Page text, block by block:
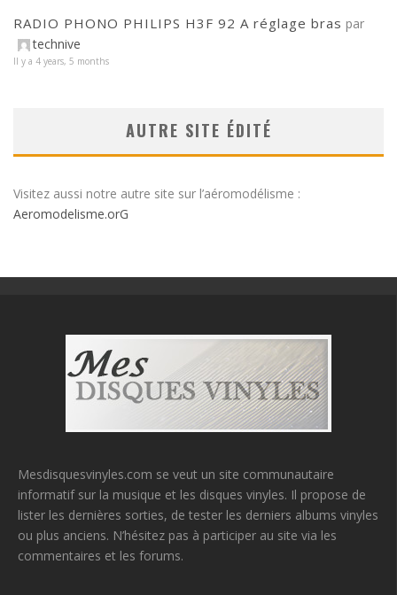
RADIO PHONO PHILIPS H3F 92 A réglage bras par
technive
Il y a 4 years, 5 months
AUTRE SITE ÉDITÉ
Visitez aussi notre autre site sur l’aéromodélisme :
Aeromodelisme.orG
Mesdisquesvinyles.com se veut un site communautaire
informatif sur la musique et les disques vinyles. Il propose de
lister les dernières sorties, de tester les derniers albums vinyles
ou plus anciens. N’hésitez pas à participer au site via les
commentaires et les forums.